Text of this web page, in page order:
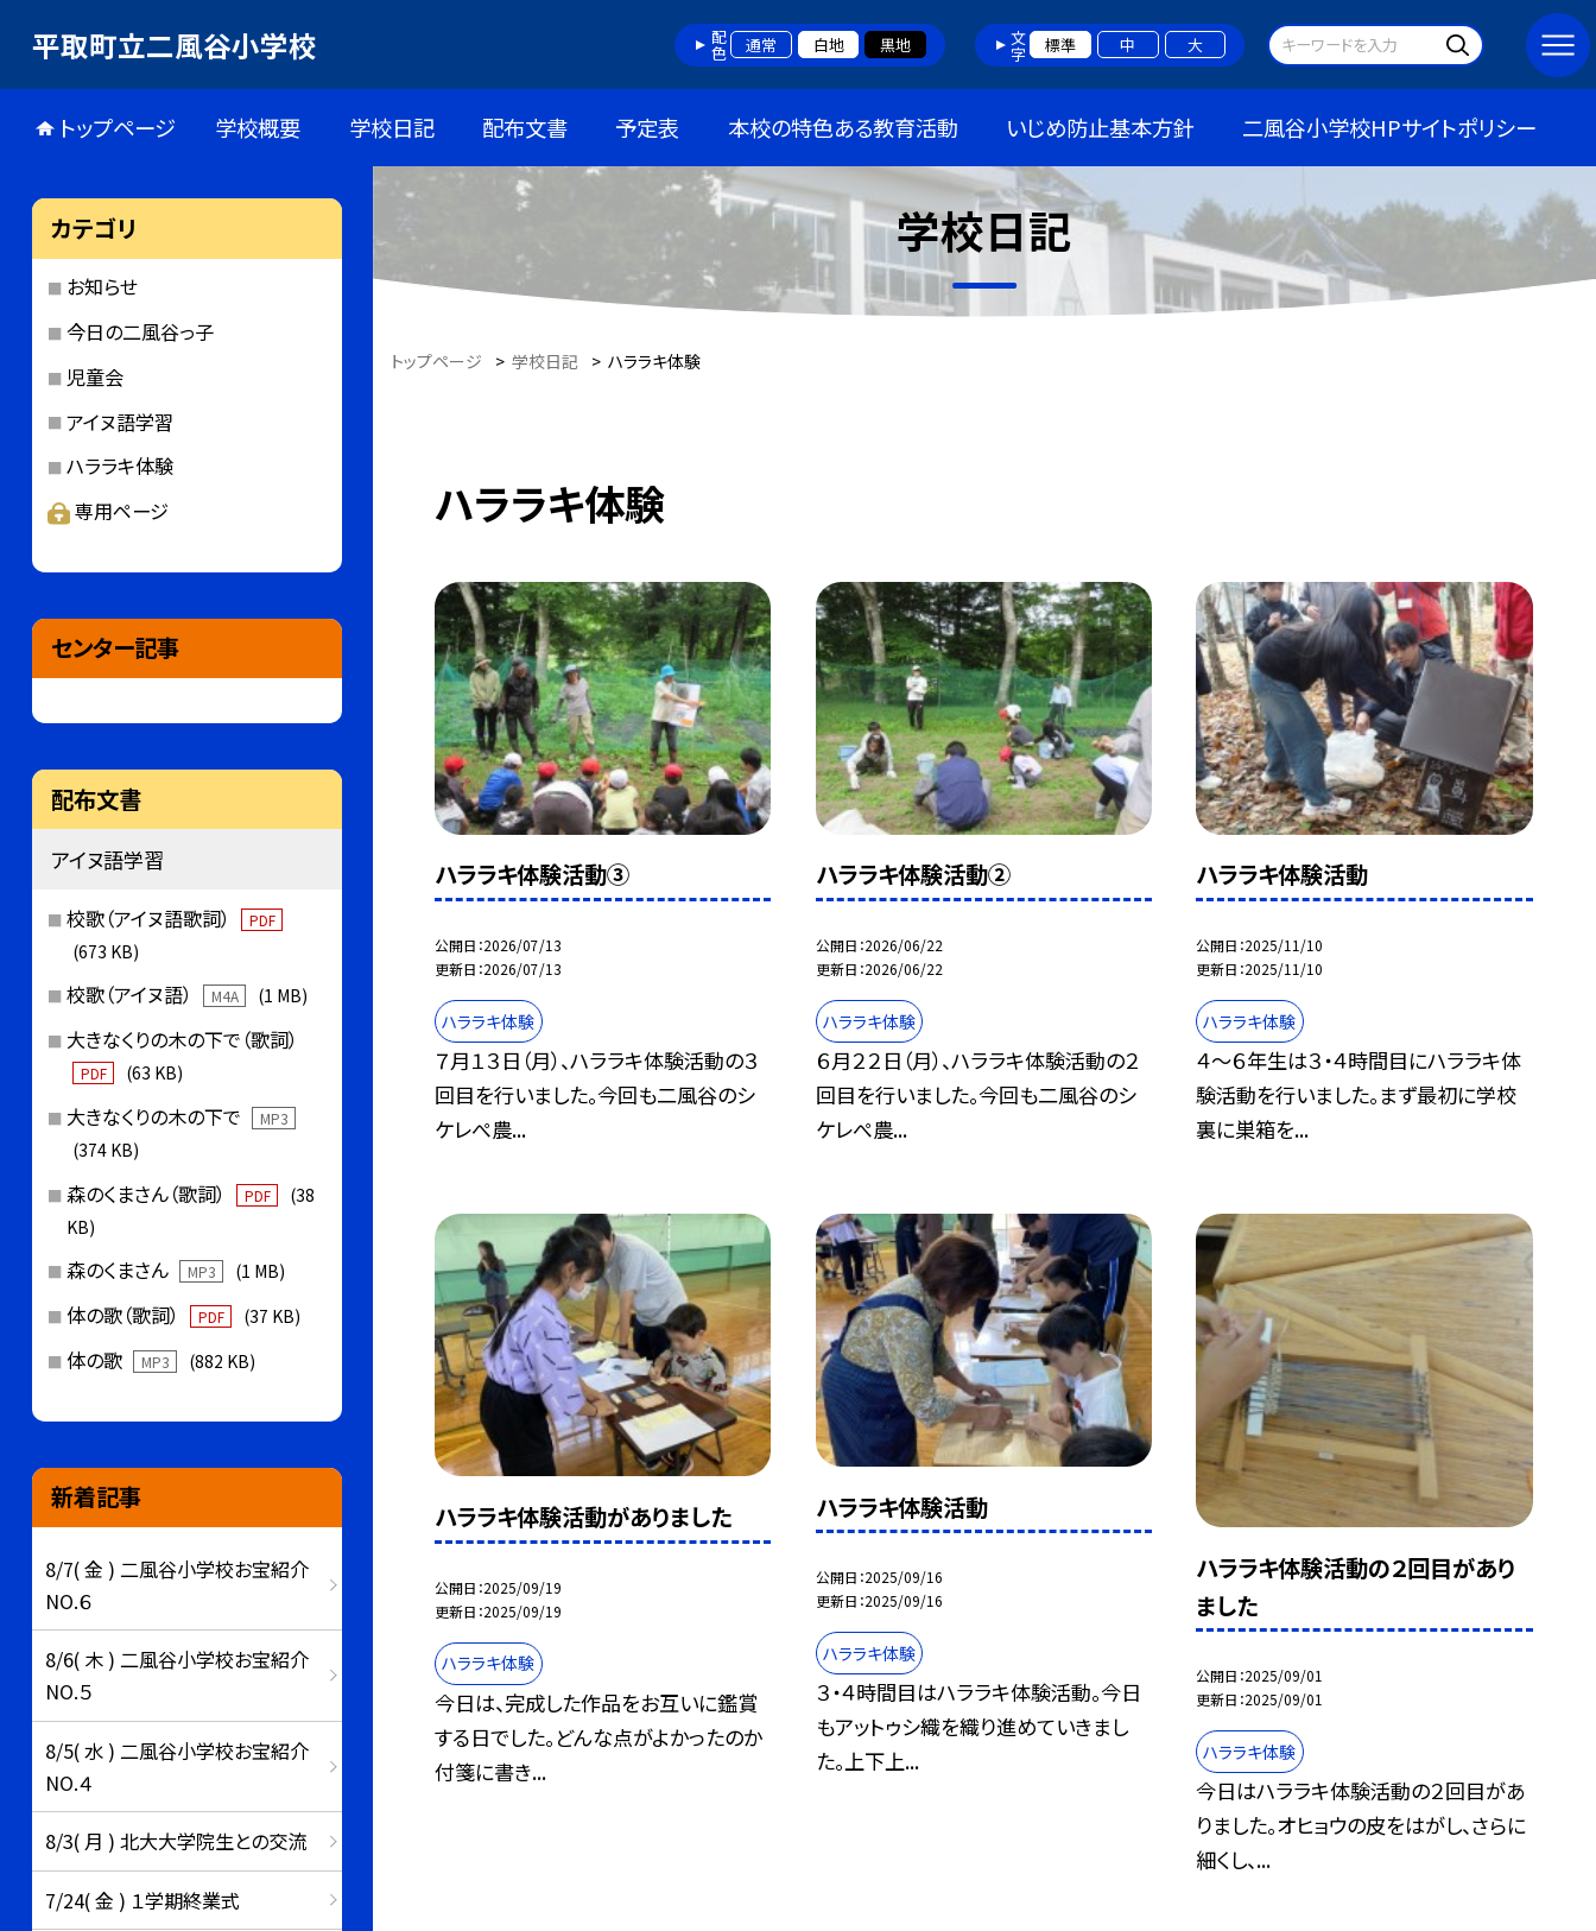
平取町立二風谷小学校 配色 通常 白地 黒地 文字 標準 中 大
トップページ 学校概要 学校日記 配布文書 予定表 本校の特色ある教育活動 いじめ防止基本方針 二風谷小学校HPサイトポリシー
学校日記
トップページ > 学校日記 > ハララキ体験
ハララキ体験
ハララキ体験活動③
公開日 2026/07/13
更新日 2026/07/13
ハララキ体験
７月１３日（月）、ハララキ体験活動の３
回目を行いました。今回も二風谷のシ
ケレぺ農...
ハララキ体験活動②
公開日 2026/06/22
更新日 2026/06/22
ハララキ体験
６月２２日（月）、ハララキ体験活動の２
回目を行いました。今回も二風谷のシ
ケレぺ農...
ハララキ体験活動
公開日 2025/11/10
更新日 2025/11/10
ハララキ体験
４～６年生は３・４時間目にハララキ体
験活動を行いました。まず最初に学校
裏に巣箱を...
ハララキ体験活動がありました
公開日 2025/09/19
更新日 2025/09/19
ハララキ体験
今日は、完成した作品をお互いに鑑賞
する日でした。どんな点がよかったのか
付箋に書き...
ハララキ体験活動
公開日 2025/09/16
更新日 2025/09/16
ハララキ体験
３・４時間目はハララキ体験活動。今日
もアットゥシ織を織り進めていきまし
た。上下上...
ハララキ体験活動の２回目があり
ました
公開日 2025/09/01
更新日 2025/09/01
ハララキ体験
今日はハララキ体験活動の２回目があ
りました。オヒョウの皮をはがし、さらに
細くし、...
カテゴリ
お知らせ
今日の二風谷っ子
児童会
アイヌ語学習
ハララキ体験
専用ページ
センター記事
配布文書
アイヌ語学習
校歌（アイヌ語歌詞） PDF
(673 KB)
校歌（アイヌ語） M4A (1 MB)
大きなくりの木の下で（歌詞）
PDF (63 KB)
大きなくりの木の下で MP3
(374 KB)
森のくまさん（歌詞） PDF
(38
KB)
森のくまさん MP3 (1 MB)
体の歌（歌詞） PDF (37 KB)
体の歌 MP3 (882 KB)
新着記事
8/7( 金 ) 二風谷小学校お宝紹介
NO.６
8/6( 木 ) 二風谷小学校お宝紹介
NO.５
8/5( 水 ) 二風谷小学校お宝紹介
NO.４
8/3( 月 ) 北大大学院生との交流
7/24( 金 ) １学期終業式